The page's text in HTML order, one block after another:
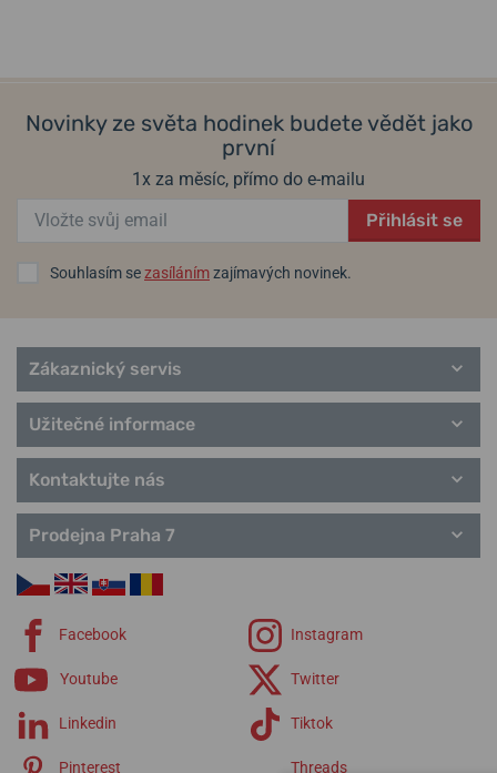
Novinky ze světa hodinek budete vědět jako
první
1x za měsíc, přímo do e-mailu
Přihlásit se
Souhlasím sezasílánímzajímavých novinek.
Zákaznický servis
Užitečné informace
Kontaktujte nás
Prodejna Praha 7
Facebook Instagram
Youtube Twitter
Linkedin Tiktok
Pinterest Threads